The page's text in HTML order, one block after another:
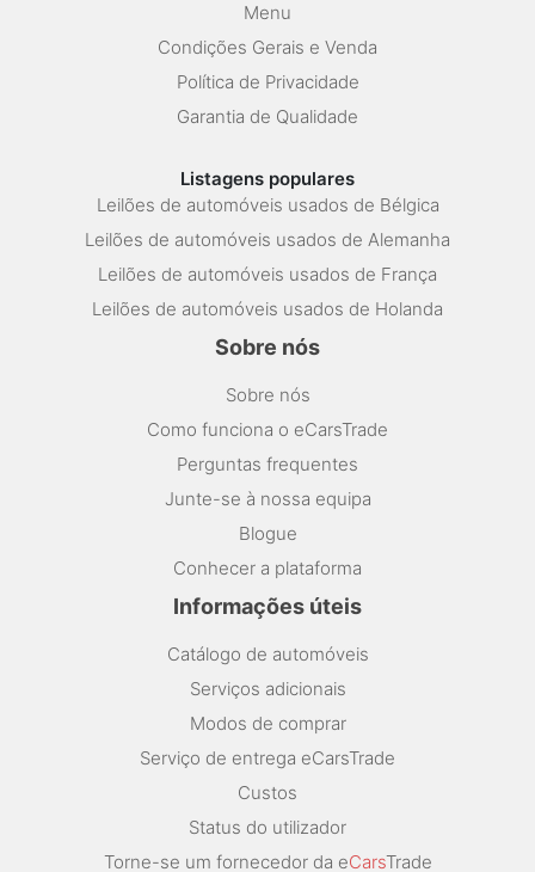
Menu
Condições Gerais e Venda
Política de Privacidade
Garantia de Qualidade
Listagens populares
Leilões de automóveis usados de Bélgica
Leilões de automóveis usados de Alemanha
Leilões de automóveis usados de França
Leilões de automóveis usados de Holanda
Sobre nós
Sobre nós
Como funciona o eCarsTrade
Perguntas frequentes
Junte-se à nossa equipa
Blogue
Conhecer a plataforma
Informações úteis
Catálogo de automóveis
Serviços adicionais
Modos de comprar
Serviço de entrega eCarsTrade
Custos
Status do utilizador
Torne-se um fornecedor da eCarsTrade